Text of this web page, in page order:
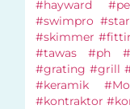
#hayward
#swimpro
#skimmer
#tawas #ph
#grating #grill
#keramik
#kontraktor